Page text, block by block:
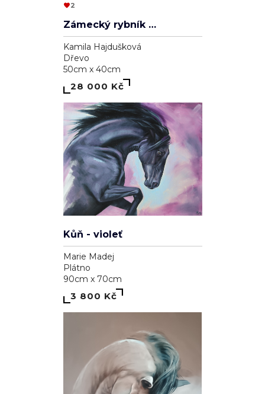
2
Zámecký rybník v Lednici
Kamila Hajdušková
Dřevo
50cm x 40cm
28 000 Kč
Kůň - violeť
Marie Madej
Plátno
90cm x 70cm
3 800 Kč